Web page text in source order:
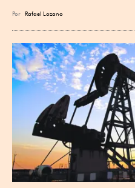
Por Rafael Lozano